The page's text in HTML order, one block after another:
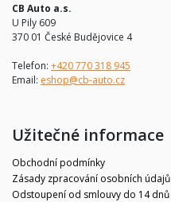
CB Auto a.s.
U Pily 609
370 01 České Budějovice 4
Telefon: +420 770 318 945
Email: eshop@cb-auto.cz
Užitečné informace
Obchodní podmínky
Zásady zpracování osobních údajů
Odstoupení od smlouvy do 14 dnů